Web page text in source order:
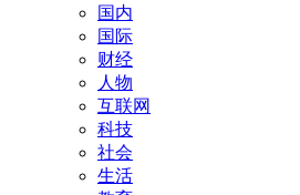
国内
国际
财经
人物
互联网
科技
社会
生活